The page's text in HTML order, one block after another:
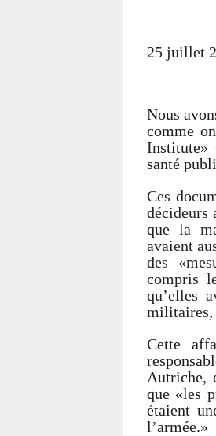
25 juillet
Nous
comme
Institute»
santé
Ces
décideurs
que la
avaient
des
compris
qu’elles
militaires,
Cette
Autriche,
que «les
étaient
l’armée.»